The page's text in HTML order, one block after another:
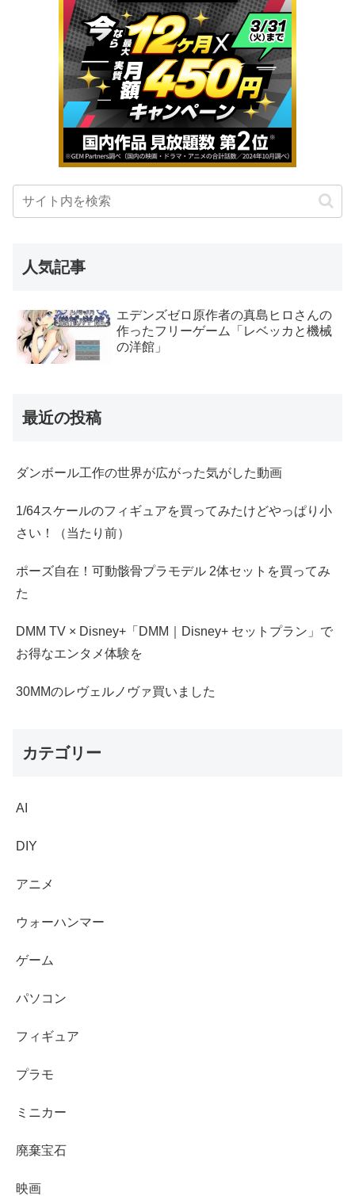
人気記事
エデンズゼロ原作者の真島ヒロさんの
作ったフリーゲーム「レベッカと機械
の洋館」
最近の投稿
ダンボール工作の世界が広がった気がした動画
1/64スケールのフィギュアを買ってみたけどやっぱり小
さい！（当たり前）
ポーズ自在！可動骸骨プラモデル 2体セットを買ってみ
た
DMM TV × Disney+「DMM｜Disney+ セットプラン」で
お得なエンタメ体験を
30MMのレヴェルノヴァ買いました
カテゴリー
AI
DIY
アニメ
ウォーハンマー
ゲーム
パソコン
フィギュア
プラモ
ミニカー
廃棄宝石
映画